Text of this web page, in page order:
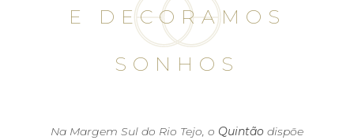
E DECORAMOS
SONHOS
Na Margem Sul do Rio Tejo, o Quintão dispõe